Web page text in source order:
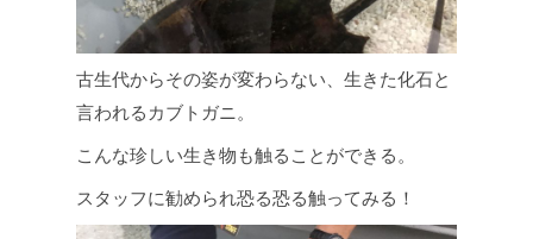
古生代からその姿が変わらない、生きた化石と
言われるカブトガニ。
こんな珍しい生き物も触ることができる。
スタッフに勧められ恐る恐る触ってみる！